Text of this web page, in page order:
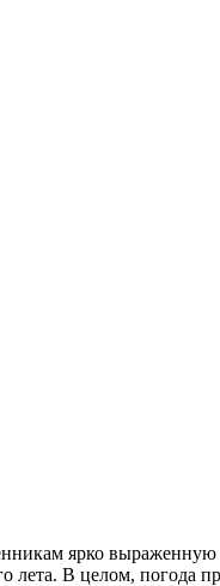
ярко
лета. В целом, погода